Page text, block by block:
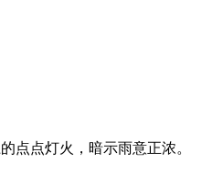
点点灯火，暗示雨意正浓。